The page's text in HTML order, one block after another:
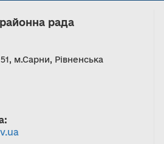
рада
м.Сарни, Рівненська